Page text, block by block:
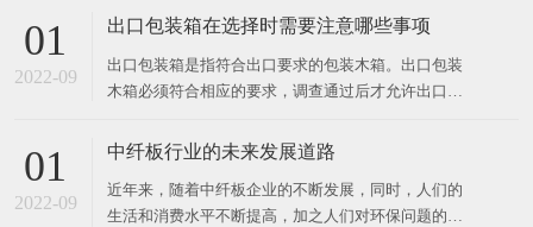
送包装容器，也是商品运送包装的首要容器之一。出
出口资料做出的木箱可直接出口到外地外国.因为具有
其可以因地制宜，
01
2022-09
出口包装箱在选择时需要注意哪些事项
出口包装箱是指符合出口要求的包装木箱。出口包装
木箱必须符合相应的要求，调查通过后才允许出口，
选购时应该留心哪些？ 1、出口包装箱在进行出口的
的外表必须要润滑，不能呈现划伤的情况，这样的出
口包装箱是不合格
01
2022-09
中纤板行业的未来发展道路
近年来，随着中纤板企业的不断发展，同时，人们的
生活和消费水平不断提高，加之人们对环保问题的关